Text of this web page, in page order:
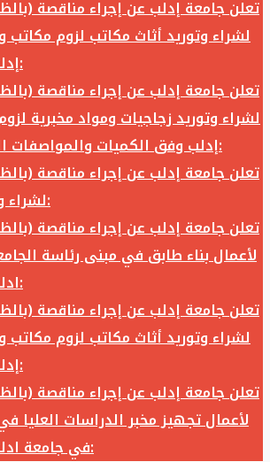
تعلن جامعة إدلب عن إجراء مناقصة
لشراء وتوريد أثاث مكاتب لزوم مكاتب
إدلب وفق الآتي:
تعلن جامعة إدلب عن إجراء مناقصة
لشراء وتوريد زجاجيات ومواد مخبرية
إدلب وفق الكميات والمواصفات المحددة أدناه:
تعلن جامعة إدلب عن إجراء مناقصة
لشراء وتوريد ما يلي:
تعلن جامعة إدلب عن إجراء مناقصة
لأعمال بناء طابق في مبنى رئاسة
ادلب وفق الآتي:
تعلن جامعة إدلب عن إجراء مناقصة
لشراء وتوريد أثاث مكاتب لزوم مكاتب
إدلب وفق الآتي:
تعلن جامعة إدلب عن إجراء مناقصة
لأعمال تجهيز مخبر الدراسات العليا
في جامعة ادلب وفق الآتي: